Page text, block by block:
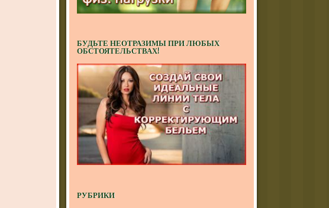
БУДЬТЕ НЕОТРАЗИМЫ ПРИ ЛЮБЫХ
ОБСТОЯТЕЛЬСТВАХ!
РУБРИКИ